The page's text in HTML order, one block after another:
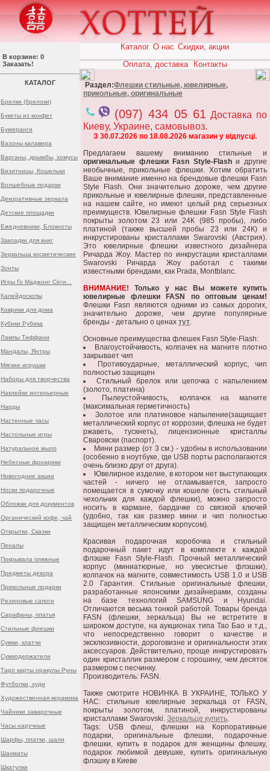
В корзине: 0
Заказать!
КАТАЛОГ
Брелки (брелоки)
Букеты из конфет
Бумеранги
Вазоны калавера
Варганы, дрымбы, хомусы
Визитницы, Кошельки
Волшебные подарки
Декоративные зеркала
Детские площадки
Ежедневники, Блокноты
Закладки для книг
Зеркальца косметические
Зонты
Игры Го Маджонг Сёги...
Калейдоскопы
Коврики для дома
Кубики Рубика
Лампы Тиффани
Мандалы, Янтры
Мягкие игрушки
Наборы для творчества
Наклейки интерьерные
Нарды
Настенные часы
Настольные игры
Натуральное мыло
Небесные фонарики
Новогодние акции
Носки подарочные
Обложки для документов
Органический кофе, чай
Открытки, Сказки
Пеналы
Покрывала пляжные
Предметы декора
Прикольные подарки
Резиновые сапоги
Сарафаны, платья
Стильные флешки
Сумки, клатчи
Сумкодержатели
Таро карты оракулы Руны
Футболки, худи
Художественная керамика
Чайники заварочные
Часы наручные
Шарфы, платки, шали
Шахматы
Шкатулки
Каталог О нас Скидки, акции
Оплата, доставка
Контакты
Раздел:Флешки стильные, ювелирные,
прикольные, оригинальные
(097) 434 05 61 Доставка по
Киеву, Украине, самовывоз.
З 30.07.2026 по 18.08.2026 магазин у відпусці.
Предлагаем вашему вниманию стильные и
оригинальные флешки Fasn Style-Flashи другие
необычные, прикольные флешки. Хотим обратить
Ваше внимание именно на брендовые флешки Fasn
Style Flash. Они значительно дороже, чем другие
прикольные и ювелирные флешки, представленные
на нашем сайте, но имеют целый ряд серьезных
преимуществ. Ювелирные флешки Fasn Style Flash
покрыты золотом 23 или 24К (985 пробы), либо
платиной (также высшей пробы 23 или 24К) и
инкрустированы кристаллами Swarovski (Австрия).
Это ювелирные флешки известного дизайнера
Ричарда Жоу. Мастер по инкрустации кристаллами
Swarovski Ричарда Жоу работал с такими
известными брендами, как Prada, Montblanc.
ВНИМАНИЕ!
Только у нас Вы можете купить
ювелирные флешки FASN по оптовым ценам!
Флешки Fasn являются одними из самых дорогих,
значительно дороже, чем другие популярные
бренды - детально о ценах тут.
Основные преимущества флешек Fasn Style-Flash:
Влагоустойчивость, колпачек на магните плотно
закрывает чип
Противоударные, металлический корпус, чип
полностью защищен
Стильный брелок или цепочка с напылением
(золото, платина)
Пылеустойчивость, колпачок на магните
(максимальная герметичность)
Золотое или платиновое напыление(защищает
металлический корпус от коррозии, флешка не будет
ржаветь, тускнеть), лицензионные кристаллы
Сваровски (паспорт).
Мини размер (от 3 см.) - удобны в использовании
(особенно в ноутбуке, где USB порты располагаются
очень близко друг от друга).
Ювелирное изделие, в котором нет выступающих
частей - ничего не отламывается, запросто
помещается в сумочку или кошеле (есть стильный
чехольчик для каждой флешки), можно запросто
носить в кармане, бардачке со связкой ключей
(удобно, так как размер мини и чип полностью
защищен металлическим корпусом).
Красивая подарочная коробочка и стильный
подарочный пакет идут в комплекте к каждой
флэшке Fasn Style-Flash. Прочный металлический
корпус (миниатюрные, но увесистые флэшки),
колпачок на магните, совместимость USB 1.0 и USB
2.0 Гарантия. Стильные оригинальные флешки,
разработанные японскими дизайнерами, созданы
на базе технологий SAMSUNG и Hyundai.
Отличаются весьма тонкой работой. Товары бренда
FASN (флешки, зеркальца) Вы не встретите в
широком доступе, на аукционах типа Тао Бао и т.д.,
что непосредственно говорит о качестве и
эксклюзивности, дороговизне и оригинальности этих
аксессуаров. Действительно, проще инкрустировать
один кристаллик размером с горошину, чем десяток
размером с песчинку.
Производитель: FASN.
Также смотрите НОВИНКА В УКРАИНЕ, ТОЛЬКО У
НАС: стильные ювелирные зеркальца от FASN,
покрыты золотом, платиной, инкрустированы
кристаллами Swarovski. Зеркальце купить.
Tags: USB флеш, флешки на Корпоративные
подарки, оригинальные флешки, подарочные
флешки, купить в подарок для женщины флешку,
подарок любимой девушке, купить оригинальную
флэшку в Киеве